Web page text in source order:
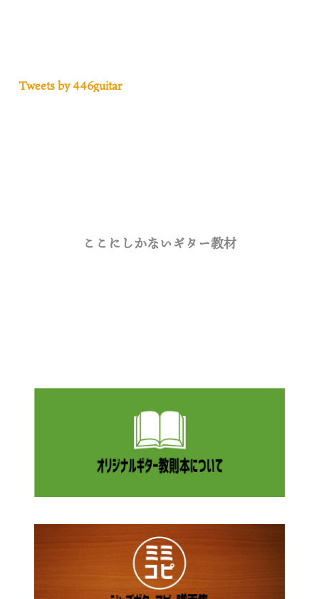
Tweets by 446guitar
ここにしかないギター教材